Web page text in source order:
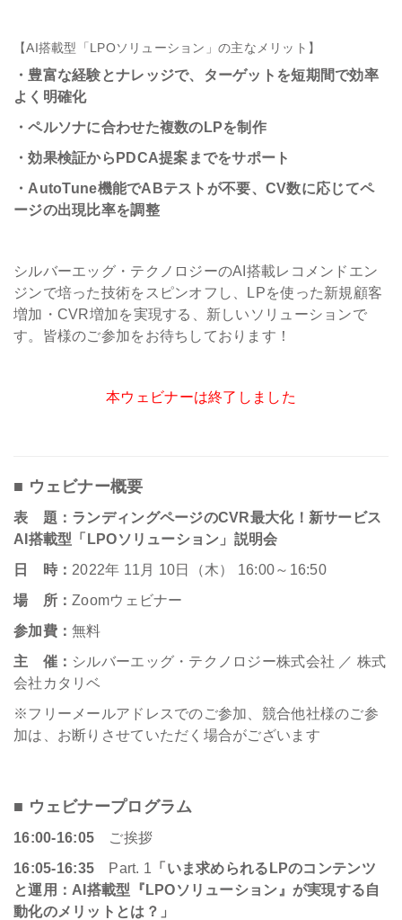
【AI搭載型「LPOソリューション」の主なメリット】
・豊富な経験とナレッジで、ターゲットを短期間で効率
よく明確化
・ペルソナに合わせた複数のLPを制作
・効果検証からPDCA提案までをサポート
・AutoTune機能でABテストが不要、CV数に応じてペ
ージの出現比率を調整
シルバーエッグ・テクノロジーのAI搭載レコメンドエン
ジンで培った技術をスピンオフし、LPを使った新規顧客
増加・CVR増加を実現する、新しいソリューションで
す。皆様のご参加をお待ちしております！
本ウェビナーは終了しました
■ ウェビナー概要
表 題：ランディングページのCVR最大化！新サービス
AI搭載型「LPOソリューション」説明会
日 時： 2022年 11月 10日（木） 16:00～16:50
場 所：Zoomウェビナー
参加費：無料
主 催： シルバーエッグ・テクノロジー株式会社 ／ 株式
会社カタリベ
※フリーメールアドレスでのご参加、競合他社様のご参
加は、お断りさせていただく場合がございます
■ ウェビナープログラム
16:00-16:05
ご挨拶
16:05-16:35 Part. 1
「いま求められるLPのコンテンツ
と運用：AI搭載型『LPOソリューション』が実現する自
動化のメリットとは？」